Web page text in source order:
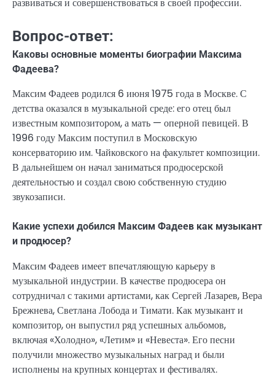
развиваться и совершенствоваться в своей профессии.
Вопрос-ответ:
Каковы основные моменты биографии Максима
Фадеева?
Максим Фадеев родился 6 июня 1975 года в Москве. С
детства оказался в музыкальной среде: его отец был
известным композитором, а мать — оперной певицей. В
1996 году Максим поступил в Московскую
консерваторию им. Чайковского на факультет композиции.
В дальнейшем он начал заниматься продюсерской
деятельностью и создал свою собственную студию
звукозаписи.
Какие успехи добился Максим Фадеев как музыкант
и продюсер?
Максим Фадеев имеет впечатляющую карьеру в
музыкальной индустрии. В качестве продюсера он
сотрудничал с такими артистами, как Сергей Лазарев, Вера
Брежнева, Светлана Лобода и Тимати. Как музыкант и
композитор, он выпустил ряд успешных альбомов,
включая «Холодно», «Летим» и «Невеста». Его песни
получили множество музыкальных наград и были
исполнены на крупных концертах и фестивалях.